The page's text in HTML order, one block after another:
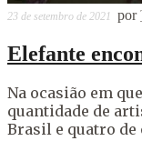
23 de setembro de 2021 por
Elefante
Na ocasião em
quantidade de
Brasil e quatro de